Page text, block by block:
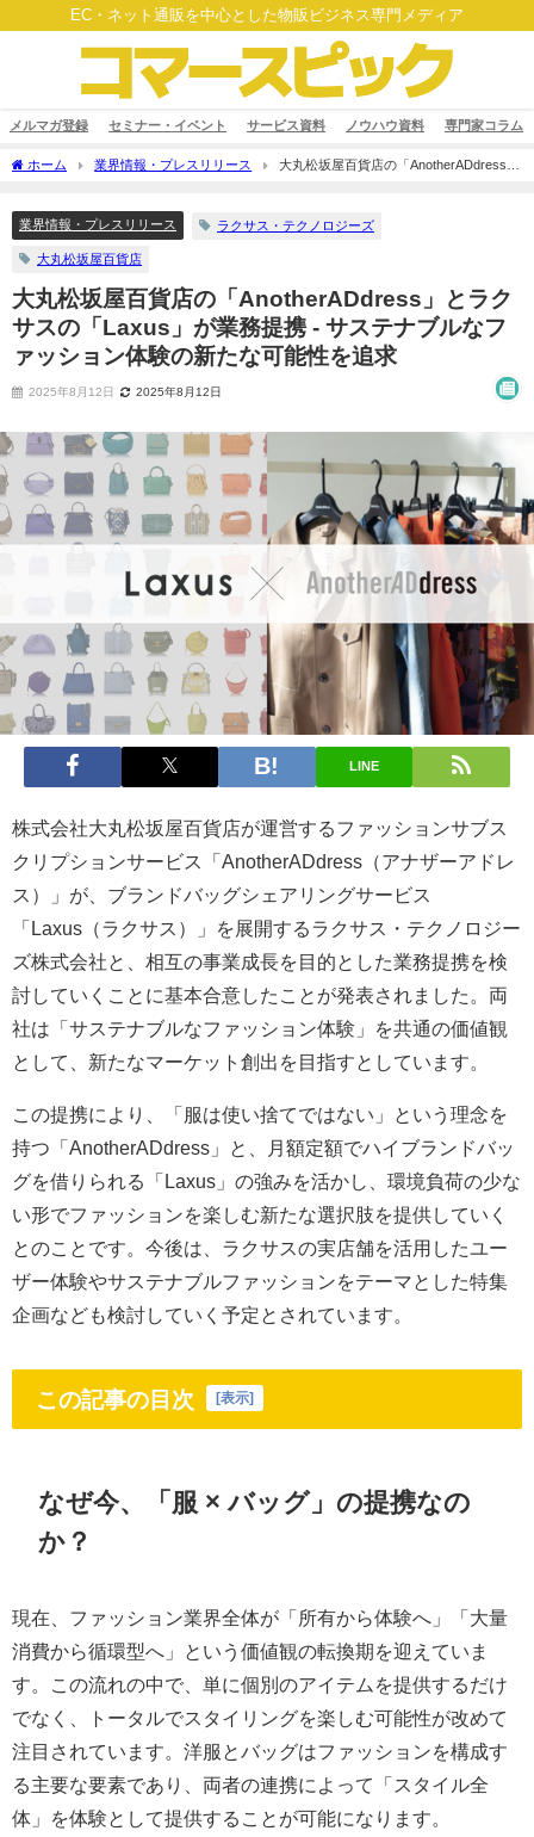
EC・ネット通販を中心とした物販ビジネス専門メディア
メルマガ登録 セミナー・イベント サービス資料 ノウハウ資料 専門家コラム
ホーム 業界情報・プレスリリース
大丸松坂屋百貨店の「AnotherADdress」
業界情報・プレスリリース
ラクサス・テクノロジーズ
大丸松坂屋百貨店
大丸松坂屋百貨店の「AnotherADdress」とラク
サスの「Laxus」が業務提携 - サステナブルなフ
ァッション体験の新たな可能性を追求
2025年8月12日 2025年8月12日
LINE
株式会社大丸松坂屋百貨店が運営するファッションサブス
クリプションサービス「AnotherADdress（アナザーアドレ
ス）」が、ブランドバッグシェアリングサービス
「Laxus（ラクサス）」を展開するラクサス・テクノロジー
ズ株式会社と、相互の事業成長を目的とした業務提携を検
討していくことに基本合意したことが発表されました。両
社は「サステナブルなファッション体験」を共通の価値観
として、新たなマーケット創出を目指すとしています。
この提携により、「服は使い捨てではない」という理念を
持つ「AnotherADdress」と、月額定額でハイブランドバッ
グを借りられる「Laxus」の強みを活かし、環境負荷の少な
い形でファッションを楽しむ新たな選択肢を提供していく
とのことです。今後は、ラクサスの実店舗を活用したユー
ザー体験やサステナブルファッションをテーマとした特集
企画なども検討していく予定とされています。
この記事の目次 [表示]
なぜ今、「服 × バッグ」の提携なの
か？
現在、ファッション業界全体が「所有から体験へ」「大量
消費から循環型へ」という価値観の転換期を迎えていま
す。この流れの中で、単に個別のアイテムを提供するだけ
でなく、トータルでスタイリングを楽しむ可能性が改めて
注目されています。洋服とバッグはファッションを構成す
る主要な要素であり、両者の連携によって「スタイル全
体」を体験として提供することが可能になります。